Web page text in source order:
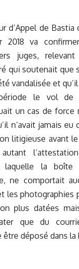
d’Appel de Bastia
2018 va
juges,
qui soutenait que
vandalisée et
le vol de
un cas de force
n’avait jamais eu
litigieuse avant
laquelle la boîte
ne comportait
les photographies
plus datées
que du
être déposé dans